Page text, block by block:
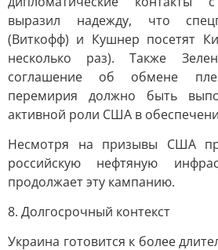
выразил надежду, что
(Виткофф) и Кушнер посетят
несколько раз). Также
соглашение об обмене
перемирия должно быть
активной роли США в
Несмотря на призывы США
российскую нефтяную
продолжает эту кампанию.
8. Долгосрочный контекст
Украина готовится к более